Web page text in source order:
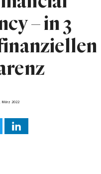
– in 3
März 2022